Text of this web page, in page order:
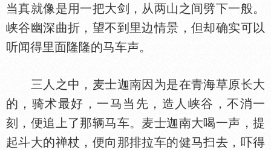
当真就像是用一把大剑，从两山之间劈下一般。
峡谷幽深曲折，望不到里边情景，但却确实可以
听闻得里面隆隆的马车声。
三人之中，麦士迦南因为是在青海草原长大
的，骑术最好，一马当先，造人峡谷，不消一
刻，便追上了那辆马车。麦士迦南大喝一声，提
起斗大的禅杖，便向那排拉车的健马扫去，吓得